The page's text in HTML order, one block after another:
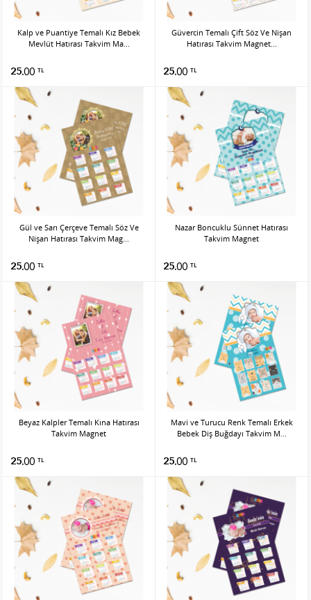
Kalp ve Puantiye Temalı Kız Bebek
Mevlüt Hatırası Takvim Ma...
25.00 TL
Güvercin Temalı Çift Söz Ve Nişan
Hatırası Takvim Magnet...
25.00 TL
Gül ve Sarı Çerçeve Temalı Söz Ve
Nişan Hatırası Takvim Mag...
25.00 TL
Nazar Boncuklu Sünnet Hatırası
Takvim Magnet
25.00 TL
Beyaz Kalpler Temalı Kına Hatırası
Takvim Magnet
25.00 TL
Mavi ve Turucu Renk Temalı Erkek
Bebek Diş Buğdayı Takvim M...
25.00 TL